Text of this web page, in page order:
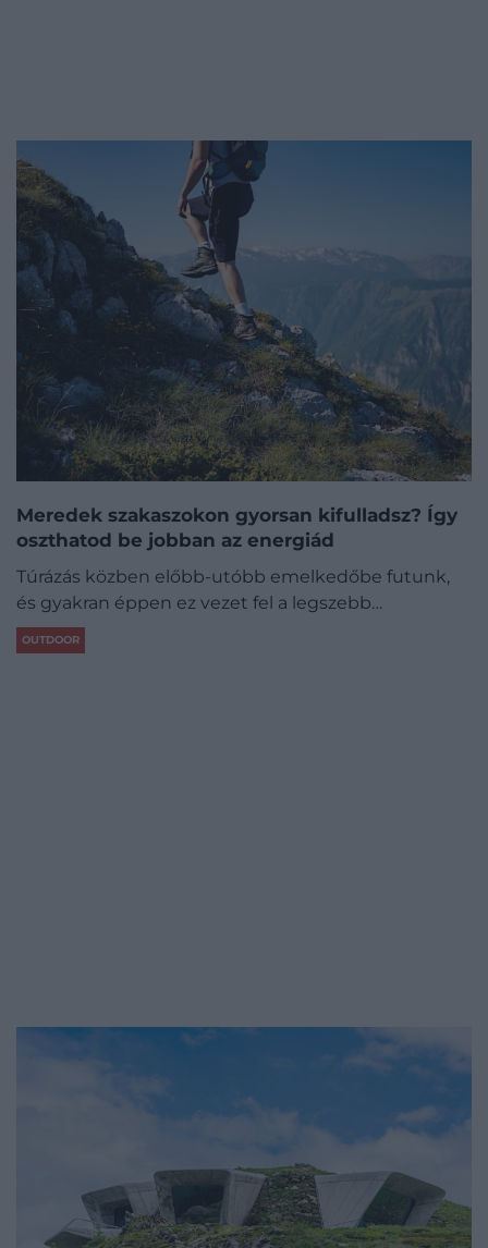
Meredek szakaszokon gyorsan kifulladsz? Így
oszthatod be jobban az energiád
Túrázás közben előbb-utóbb emelkedőbe futunk,
és gyakran éppen ez vezet fel a legszebb…
OUTDOOR